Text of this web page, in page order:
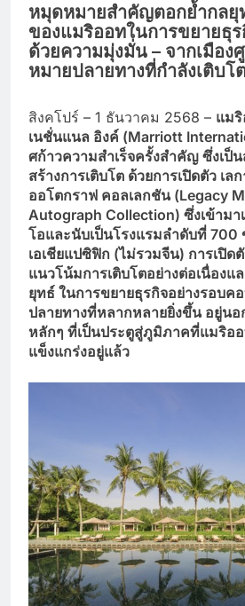
หมุดหมายสำคัญตอกย้ำกลยุ
ของแมริออทในการขยายธุ
ด้วยความมุ่งมั่น – จากเมือง
หมายปลายทางที่กำลังเติบโ
สิงคโปร์ – 1 ธันวาคม 2568 – แม
เนชั่นแนล อิงค์ (Marriott
ศก้าวความสำเร็จครั้งสำคัญ ซึ่งเป็
สร้างการเติบโต ด้วยการเปิดตัว เล
ออโตกราฟ คอลเลกชัน (Legacy
Autograph Collection) ซึ่งเข้าม
โอและนับเป็นโรงแรมลำดับที่ 700
เอเชียแปซิฟิก (ไม่รวมจีน) การเปิด
แนวโน้มการเติบโตอย่างต่อเนื่องแ
ยุทธ์ ในการขยายธุรกิจอย่างรอบค
ปลายทางที่หลากหลายยิ่งขึ้น อยู่นอ
หลักๆ ที่เป็นประตูสู่ภูมิภาคที่แมริอ
แข็งแกร่งอยู่แล้ว